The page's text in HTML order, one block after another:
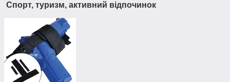
Спорт, туризм, активний відпочинок